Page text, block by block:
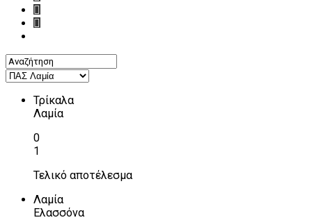
Τρίκαλα
Λαμία
0
1
Τελικό αποτέλεσμα
Λαμία
Ελασσόνα